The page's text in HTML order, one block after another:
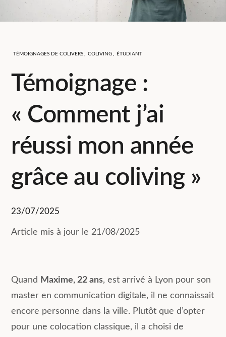
TÉMOIGNAGES DE COLIVERS COLIVING ÉTUDIANT
Témoignage :
« Comment j’ai
réussi mon année
grâce au coliving »
23/07/2025
Article mis à jour le 21/08/2025
Quand Maxime, 22 ans, est arrivé à Lyon pour son
master en communication digitale, il ne connaissait
encore personne dans la ville. Plutôt que d’opter
pour une colocation classique, il a choisi de